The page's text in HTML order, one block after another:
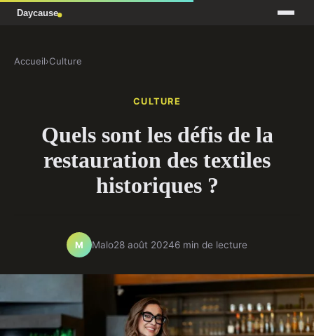
Accueil›Culture
CULTURE
Quels sont les défis de la
restauration des textiles
historiques ?
M Malo28 août 20246 min de lecture